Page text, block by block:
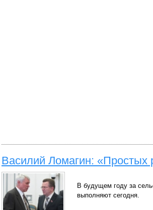
Василий Ломагин: «Простых
В будущем году за
выполняют сегодня.